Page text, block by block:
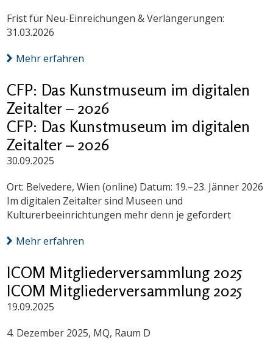
Frist für Neu-Einreichungen & Verlängerungen:
31.03.2026
Mehr erfahren
CFP: Das Kunstmuseum im digitalen
Zeitalter – 2026
CFP: Das Kunstmuseum im digitalen
Zeitalter – 2026
30.09.2025
Ort: Belvedere, Wien (online) Datum: 19.–23. Jänner 2026
Im digitalen Zeitalter sind Museen und
Kulturerbeeinrichtungen mehr denn je gefordert
Mehr erfahren
ICOM Mitgliederversammlung 2025
ICOM Mitgliederversammlung 2025
19.09.2025
4. Dezember 2025, MQ, Raum D